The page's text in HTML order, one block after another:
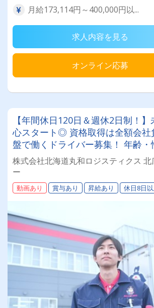
月給173,114円～400,000円以...
求人内容を見る
オンライン応募
【年間休日120日＆週休2日制！
心スタート◎ 資格取得は全額会社
盤で働くドライバー募集！ 年齢
躍できるお仕事です✨
株式会社北海道丸和ロジスティクス 北
ー
動画あり 賞与あり 昇給あり 休日8日